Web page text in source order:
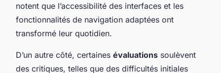
notent que l’accessibilité des interfaces et les
fonctionnalités de navigation adaptées ont
transformé leur quotidien.
D’un autre côté, certaines évaluations soulèvent
des critiques, telles que des difficultés initiales